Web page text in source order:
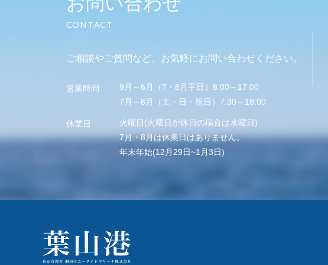
CONTACT
ご相談やご質問など、 お気軽にお問い合わせください。
営業時間
9月～6月（7・8月平日）8:00～17:00
7月～8月（土・日・祝日）7:30～18:00
休業日
火曜日(火曜日が休日の場合は水曜日)
7月・8月は休業日はありません。
年末年始(12月29日~1月3日)